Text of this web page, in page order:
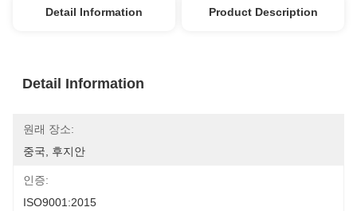
Detail Information Product Description
Detail Information
원래 장소:
중국, 후지안
인증:
ISO9001:2015